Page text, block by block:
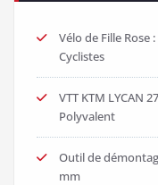
Vélo de Fille Rose
Cyclistes
VTT KTM LYCAN
Polyvalent
Outil de
mm